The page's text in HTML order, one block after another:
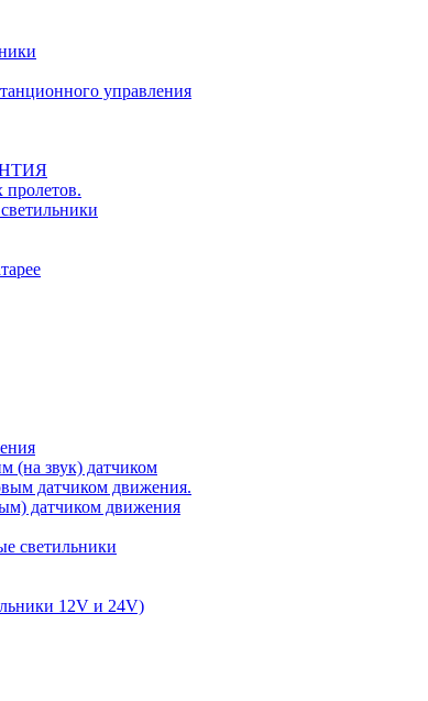
управления
(на звук) датчиком
датчиком движения.
датчиком движения
светильники
12V и 24V)